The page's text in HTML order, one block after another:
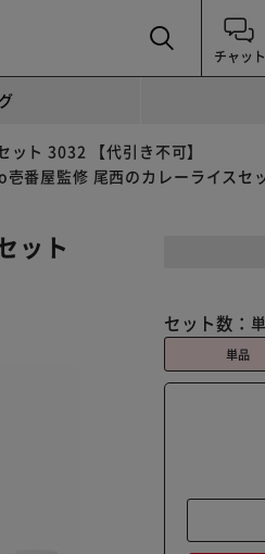
チャット
ット 3032 【代引き不可】
壱番屋監修 尾西のカレーライスセ
ット
セット数：
単品